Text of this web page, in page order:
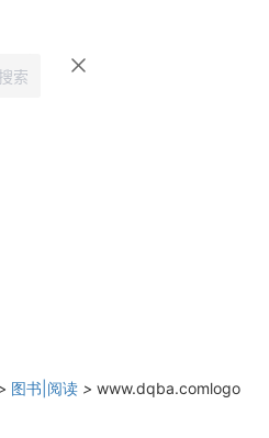
图书|阅读 > www.dqba.comlogo